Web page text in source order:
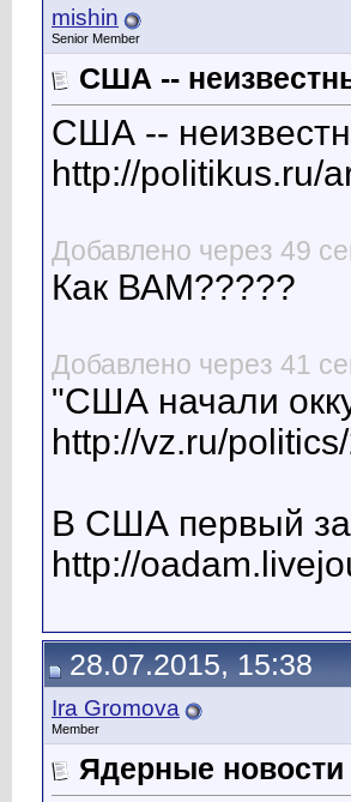
mishin
Senior Member
США --
США --
http://politikus.ru/
Добавлено через 49
Как ВАМ?????
Добавлено через 41
"США начали
http://vz.ru/
В США первый за
http://
28.07.2015, 15:38
Ira Gromova
Member
Ядерные новости